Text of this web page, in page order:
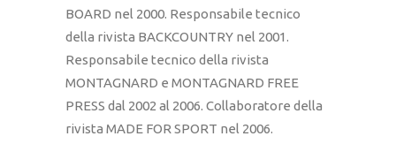
BOARD nel 2000. Responsabile tecnico
della rivista BACKCOUNTRY nel 2001.
Responsabile tecnico della rivista
MONTAGNARD e MONTAGNARD FREE
PRESS dal 2002 al 2006. Collaboratore della
rivista MADE FOR SPORT nel 2006.